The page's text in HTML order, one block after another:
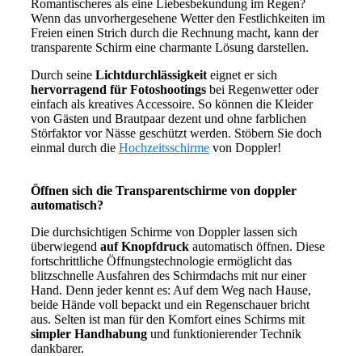
Romantischeres als eine Liebesbekundung im Regen?
Wenn das unvorhergesehene Wetter den Festlichkeiten im
Freien einen Strich durch die Rechnung macht, kann der
transparente Schirm eine charmante Lösung darstellen.
Durch seine Lichtdurchlässigkeit eignet er sich
hervorragend für Fotoshootings bei Regenwetter oder
einfach als kreatives Accessoire. So können die Kleider
von Gästen und Brautpaar dezent und ohne farblichen
Störfaktor vor Nässe geschützt werden. Stöbern Sie doch
einmal durch die Hochzeitsschirme von Doppler!
Öffnen sich die Transparentschirme von doppler
automatisch?
Die durchsichtigen Schirme von Doppler lassen sich
überwiegend auf Knopfdruck automatisch öffnen. Diese
fortschrittliche Öffnungstechnologie ermöglicht das
blitzschnelle Ausfahren des Schirmdachs mit nur einer
Hand. Denn jeder kennt es: Auf dem Weg nach Hause,
beide Hände voll bepackt und ein Regenschauer bricht
aus. Selten ist man für den Komfort eines Schirms mit
simpler Handhabung und funktionierender Technik
dankbarer.